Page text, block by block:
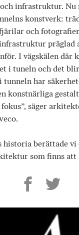
infrastruktur. Nu
konstverk:
och
präglad
I vägskälen där
i tuneln och det
tunneln har
konstnärliga
säger
historia berättade vi
som finns att